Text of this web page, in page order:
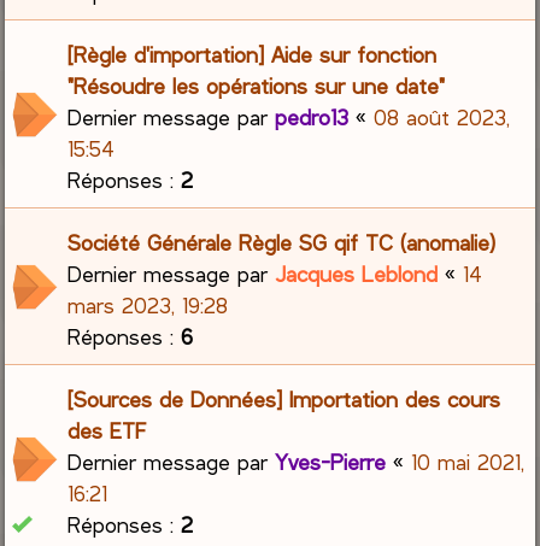
[Règle d'importation] Aide sur fonction
"Résoudre les opérations sur une date"
Dernier message parpedro13 «08 août 2023,
15:54
Réponses :2
Société Générale Règle SG qif TC (anomalie)
Dernier message parJacques Leblond « 14
mars 2023, 19:28
Réponses :6
[Sources de Données] Importation des cours
des ETF
Dernier message parYves-Pierre « 10 mai 2021,
16:21
Réponses :2